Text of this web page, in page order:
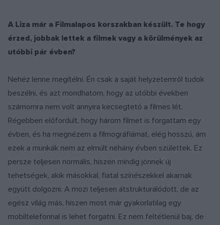
A Liza már a Filmalapos korszakban készült. Te hogy
érzed, jobbak lettek a filmek vagy a körülmények az
utóbbi pár évben?
Nehéz lenne megítélni. Én csak a saját helyzetemről tudok
beszélni, és azt mondhatom, hogy az utóbbi években
számomra nem volt annyira kecsegtető a filmes lét.
Régebben előfordult, hogy három filmet is forgattam egy
évben, és ha megnézem a filmográfiámat, elég hosszú, ám
ezek a munkák nem az elmúlt néhány évben születtek. Ez
persze teljesen normális, hiszen mindig jönnek új
tehetségek, akik másokkal, fiatal színészekkel akarnak
együtt dolgozni. A mozi teljesen átstrukturálódott, de az
egész világ más, hiszen most már gyakorlatilag egy
mobiltelefonnal is lehet forgatni. Ez nem feltétlenül baj, de